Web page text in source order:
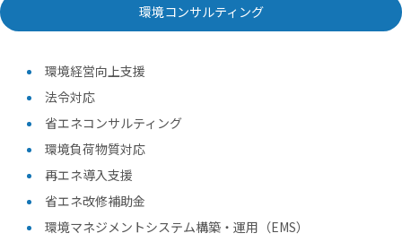
環境コンサルティング
環境経営向上支援
法令対応
省エネコンサルティング
環境負荷物質対応
再エネ導入支援
省エネ改修補助金
環境マネジメントシステム構築・運用（EMS）